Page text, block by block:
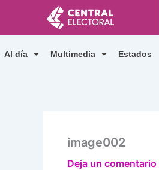
contenido
Al día Multimedia Estados
image002
Deja un comentario